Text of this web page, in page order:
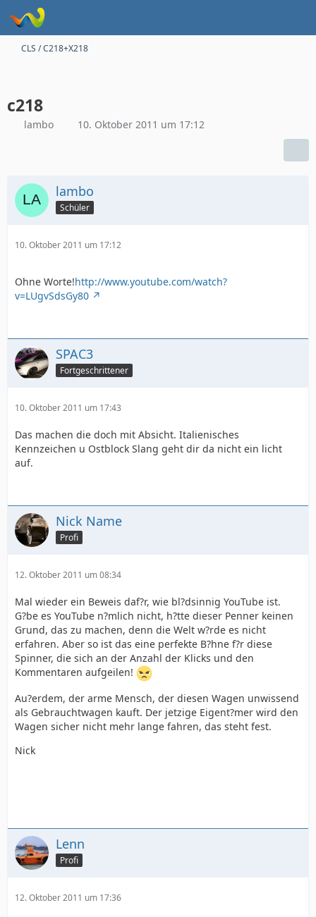
CLS / C218+X218
c218
lambo 10. Oktober 2011 um 17:12
lambo
Schüler
10. Oktober 2011 um 17:12
Ohne Worte!http://www.youtube.com/watch?
v=LUgvSdsGy80
SPAC3
Fortgeschrittener
10. Oktober 2011 um 17:43
Das machen die doch mit Absicht. Italienisches
Kennzeichen u Ostblock Slang geht dir da nicht ein licht
auf.
Nick Name
Profi
12. Oktober 2011 um 08:34
Mal wieder ein Beweis daf?r, wie bl?dsinnig YouTube ist.
G?be es YouTube n?mlich nicht, h?tte dieser Penner keinen
Grund, das zu machen, denn die Welt w?rde es nicht
erfahren. Aber so ist das eine perfekte B?hne f?r diese
Spinner, die sich an der Anzahl der Klicks und den
Kommentaren aufgeilen!
Au?erdem, der arme Mensch, der diesen Wagen unwissend
als Gebrauchtwagen kauft. Der jetzige Eigent?mer wird den
Wagen sicher nicht mehr lange fahren, das steht fest.
Nick
Lenn
Profi
12. Oktober 2011 um 17:36